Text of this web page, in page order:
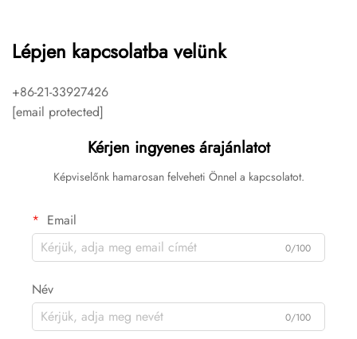
Lépjen kapcsolatba velünk
+86-21-33927426
[email protected]
Kérjen ingyenes árajánlatot
Képviselőnk hamarosan felveheti Önnel a kapcsolatot.
Email
0/100
Név
0/100